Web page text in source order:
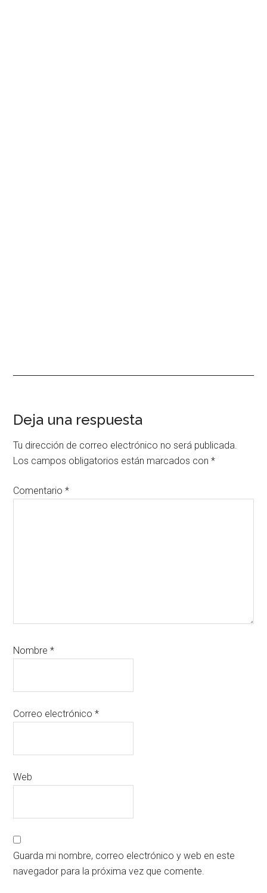
Interacciones
con
los
lectores
Deja una respuesta
Tu dirección de correo electrónico no será publicada.
Los campos obligatorios están marcados con*
Comentario*
Nombre*
Correo electrónico*
Web
Guarda mi nombre, correo electrónico y web en este
navegador para la próxima vez que comente.